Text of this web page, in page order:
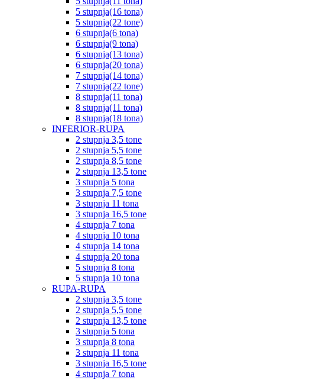
5 stupnja(16 tona)
5 stupnja(22 tone)
6 stupnja(6 tona)
6 stupnja(9 tona)
6 stupnja(13 tona)
6 stupnja(20 tona)
7 stupnja(14 tona)
7 stupnja(22 tone)
8 stupnja(11 tona)
8 stupnja(11 tona)
8 stupnja(18 tona)
INFERIOR-RUPA
2 stupnja 3,5 tone
2 stupnja 5,5 tone
2 stupnja 8,5 tone
2 stupnja 13,5 tone
3 stupnja 5 tona
3 stupnja 7,5 tone
3 stupnja 11 tona
3 stupnja 16,5 tone
4 stupnja 7 tona
4 stupnja 10 tona
4 stupnja 14 tona
4 stupnja 20 tona
5 stupnja 8 tona
5 stupnja 10 tona
RUPA-RUPA
2 stupnja 3,5 tone
2 stupnja 5,5 tone
2 stupnja 13,5 tone
3 stupnja 5 tona
3 stupnja 8 tona
3 stupnja 11 tona
3 stupnja 16,5 tone
4 stupnja 7 tona